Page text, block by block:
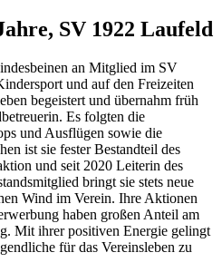
SV 1922 Laufeld
an Mitglied im SV
und auf den Freizeiten
begeistert und übernahm früh
Es folgten die
und Ausflügen sowie die
ist sie fester Bestandteil des
und seit 2020 Leiterin des
bringt sie stets neue
Wind im Verein. Ihre Aktionen
haben großen Anteil am
Mit ihrer positiven Energie gelingt
für das Vereinsleben zu